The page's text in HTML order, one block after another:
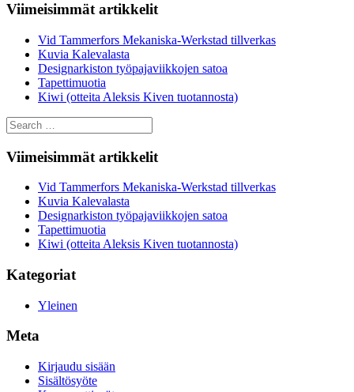
Viimeisimmät artikkelit
Vid Tammerfors Mekaniska-Werkstad tillverkas
Kuvia Kalevalasta
Designarkiston työpajaviikkojen satoa
Tapettimuotia
Kiwi (otteita Aleksis Kiven tuotannosta)
Search
for:
Viimeisimmät artikkelit
Vid Tammerfors Mekaniska-Werkstad tillverkas
Kuvia Kalevalasta
Designarkiston työpajaviikkojen satoa
Tapettimuotia
Kiwi (otteita Aleksis Kiven tuotannosta)
Kategoriat
Yleinen
Meta
Kirjaudu sisään
Sisältösyöte